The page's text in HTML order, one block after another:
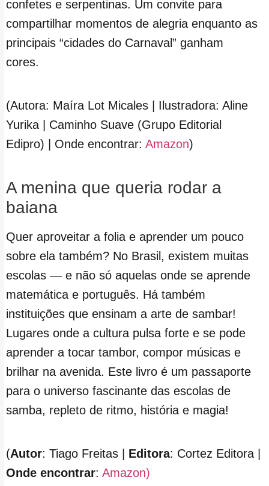
confetes e serpentinas. Um convite para
compartilhar momentos de alegria enquanto as
principais “cidades do Carnaval” ganham
cores.
(Autora: Maíra Lot Micales | Ilustradora: Aline
Yurika | Caminho Suave (Grupo Editorial
Edipro) | Onde encontrar: Amazon)
A menina que queria rodar a
baiana
Quer aproveitar a folia e aprender um pouco
sobre ela também? No Brasil, existem muitas
escolas — e não só aquelas onde se aprende
matemática e português. Há também
instituições que ensinam a arte de sambar!
Lugares onde a cultura pulsa forte e se pode
aprender a tocar tambor, compor músicas e
brilhar na avenida. Este livro é um passaporte
para o universo fascinante das escolas de
samba, repleto de ritmo, história e magia!
(Autor: Tiago Freitas | Editora: Cortez Editora |
Onde encontrar: Amazon)